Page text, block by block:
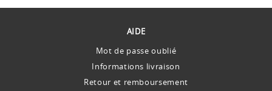
AIDE
Mot de passe oublié
Informations livraison
Retour et remboursement